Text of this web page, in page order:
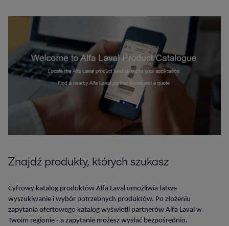
Znajdź produkty, których szukasz
Cyfrowy katalog produktów Alfa Laval umożliwia łatwe
wyszukiwanie i wybór potrzebnych produktów. Po złożeniu
zapytania ofertowego katalog wyświetli partnerów Alfa Laval w
Twoim regionie - a zapytanie możesz wysłać bezpośrednio.